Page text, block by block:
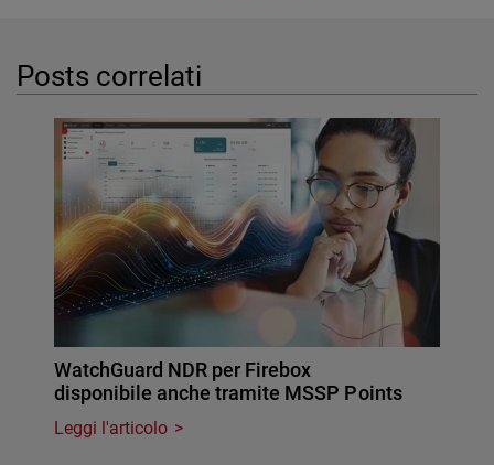
Posts correlati
WatchGuard NDR per Firebox
disponibile anche tramite MSSP Points
Leggi l'articolo